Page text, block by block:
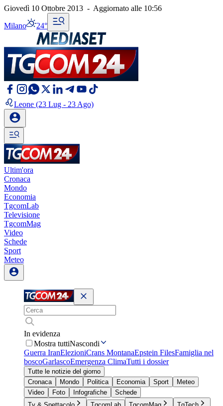
Giovedì 10 Ottobre 2013 - Aggiornato alle 10:56
Milano 24°
Leone (23 Lug - 23 Ago)
Ultim'ora
Cronaca
Mondo
Economia
TgcomLab
Televisione
TgcomMag
Video
Schede
Sport
Meteo
In evidenza
Mostra tuttiNascondi
Guerra IranElezioniCrans MontanaEpstein FilesFamiglia nel
boscoGarlascoEmergenza ClimaTutti i dossier
Tutte le notizie del giorno
Cronaca
Mondo Politica Economia Sport
Meteo
Video
Foto Infografiche
Schede